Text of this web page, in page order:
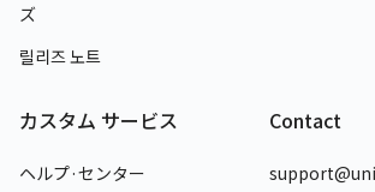
ズ
릴리즈 노트
カスタム サービス
ヘルプ·センター
Contact